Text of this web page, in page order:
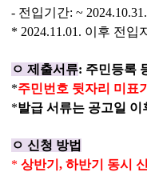
- 전입기간: ~ 2024.10.31.
* 2024.11.01. 이후 전입
ㅇ제출서류: 주민등록
*주민번호 뒷자리 미표기
*발급 서류는 공고일 이
ㅇ신청 방법
* 상반기,하반기 동시